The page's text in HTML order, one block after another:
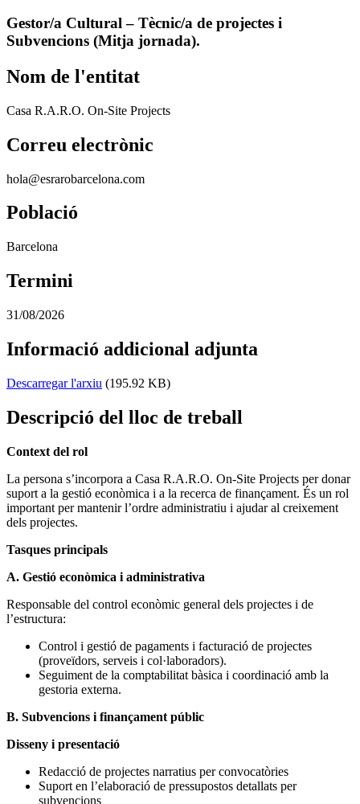
Gestor/a Cultural – Tècnic/a de projectes i
Subvencions (Mitja jornada).
Nom de l'entitat
Casa R.A.R.O. On-Site Projects
Correu electrònic
hola@esrarobarcelona.com
Població
Barcelona
Termini
31/08/2026
Informació addicional adjunta
Descarregar l'arxiu (195.92 KB)
Descripció del lloc de treball
Context del rol
La persona s’incorpora a Casa R.A.R.O. On-Site Projects per donar
suport a la gestió econòmica i a la recerca de finançament. És un rol
important per mantenir l’ordre administratiu i ajudar al creixement
dels projectes.
Tasques principals
A. Gestió econòmica i administrativa
Responsable del control econòmic general dels projectes i de
l’estructura:
Control i gestió de pagaments i facturació de projectes
(proveïdors, serveis i col·laboradors).
Seguiment de la comptabilitat bàsica i coordinació amb la
gestoria externa.
B. Subvencions i finançament públic
Disseny i presentació
Redacció de projectes narratius per convocatòries
Suport en l’elaboració de pressupostos detallats per
subvencions